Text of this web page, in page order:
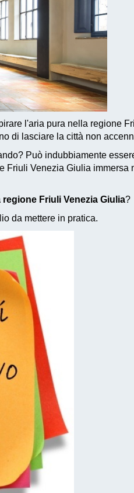
l'aria pura nella regione
di lasciare la città non
Può indubbiamente
Friuli Venezia Giulia immersa
Friuli Venezia Giulia?
da mettere in pratica.